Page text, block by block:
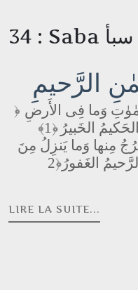
34 : Saba سبأ
الرَّحيمِ
﴿ وَما فِى الأَرضِ
الخَبيرُ ﴿1﴾
مِنها وَما يَنزِلُ مِنَ
الغَفورُ
LIRE LA SUITE...